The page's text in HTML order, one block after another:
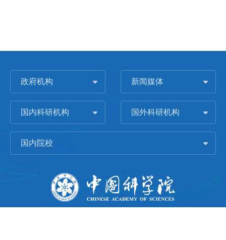
政府机构 新闻媒体
国内科研机构 国外科研机构
国内院校